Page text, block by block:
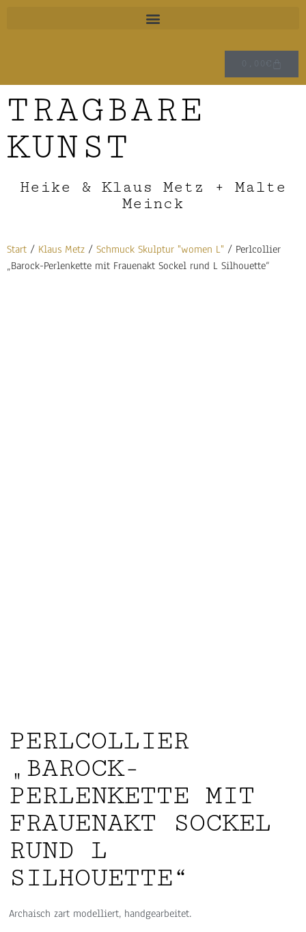
0,00 €
TRAGBARE
KUNST
Heike & Klaus Metz + Malte
Meinck
Start / Klaus Metz / Schmuck Skulptur "women L" / Perlcollier
„Barock-Perlenkette mit Frauenakt Sockel rund L Silhouette“
PERLCOLLIER
„BAROCK-
PERLENKETTE MIT
FRAUENAKT SOCKEL
RUND L
SILHOUETTE“
Archaisch zart modelliert, handgearbeitet.